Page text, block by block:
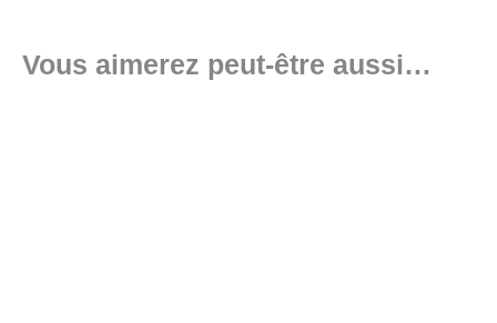
Vous aimerez peut-être aussi…